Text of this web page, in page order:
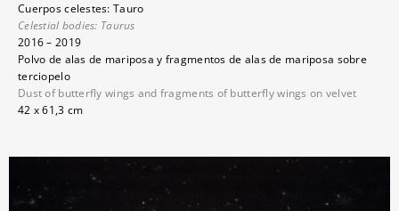
Cuerpos celestes: Tauro
Celestial bodies: Taurus
2016 – 2019
Polvo de alas de mariposa y fragmentos de alas de mariposa sobre
terciopelo
Dust of butterfly wings and fragments of butterfly wings on velvet
42 x 61,3 cm